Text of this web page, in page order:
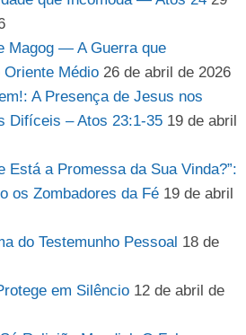
Magog — A Guerra que
Oriente Médio 26 de abril de 2026
A Presença de Jesus nos
Difíceis – Atos 23:1-35 19 de abril
Está a Promessa da Sua Vinda?”:
os Zombadores da Fé 19 de abril
do Testemunho Pessoal 18 de
em Silêncio 12 de abril de